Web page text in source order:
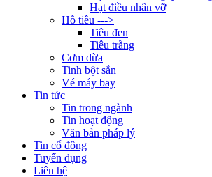
Hạt điều nhân vỡ
Hồ tiêu --->
Tiêu đen
Tiêu trắng
Cơm dừa
Tinh bột sắn
Vé máy bay
Tin tức
Tin trong ngành
Tin hoạt động
Văn bản pháp lý
Tin cổ đông
Tuyển dụng
Liên hệ